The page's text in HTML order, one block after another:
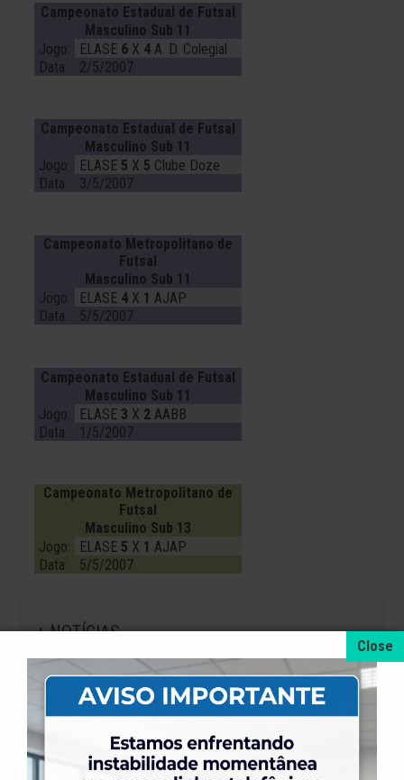
Campeonato Estadual de Futsal
Masculino Sub 11
Jogo:
ELASE 6 X 4 A. D. Colegial
Data:
2/5/2007
Campeonato Estadual de Futsal
Masculino Sub 11
Jogo:
ELASE 5 X 5 Clube Doze
Data:
3/5/2007
Campeonato Metropolitano de
Futsal
Masculino Sub 11
Jogo:
ELASE 4 X 1 AJAP
Data:
5/5/2007
Campeonato Estadual de Futsal
Masculino Sub 11
Jogo:
ELASE 3 X 2 AABB
Data:
1/5/2007
Campeonato Metropolitano de
Futsal
Masculino Sub 13
Jogo:
ELASE 5 X 1 AJAP
Data:
5/5/2007
+ NOTÍCIAS
4 de agosto de 2026
A promoção da taxa de adesão foi prorrogada
até dia 31 de Agosto.
31 de julho de 2026